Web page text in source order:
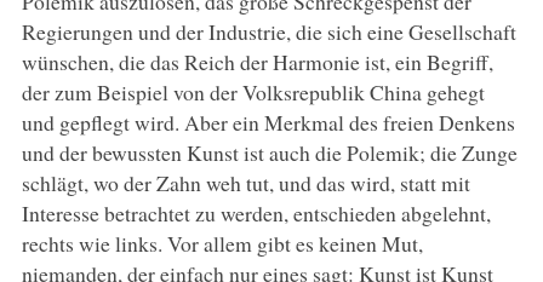
Regierungen und der Industrie, die sich eine Gesellschaft
wünschen, die das Reich der Harmonie ist, ein Begriff,
der zum Beispiel von der Volksrepublik China gehegt
und gepflegt wird. Aber ein Merkmal des freien Denkens
und der bewussten Kunst ist auch die Polemik; die Zunge
schlägt, wo der Zahn weh tut, und das wird, statt mit
Interesse betrachtet zu werden, entschieden abgelehnt,
rechts wie links. Vor allem gibt es keinen Mut,
niemanden, der einfach nur eines sagt: Kunst ist Kunst